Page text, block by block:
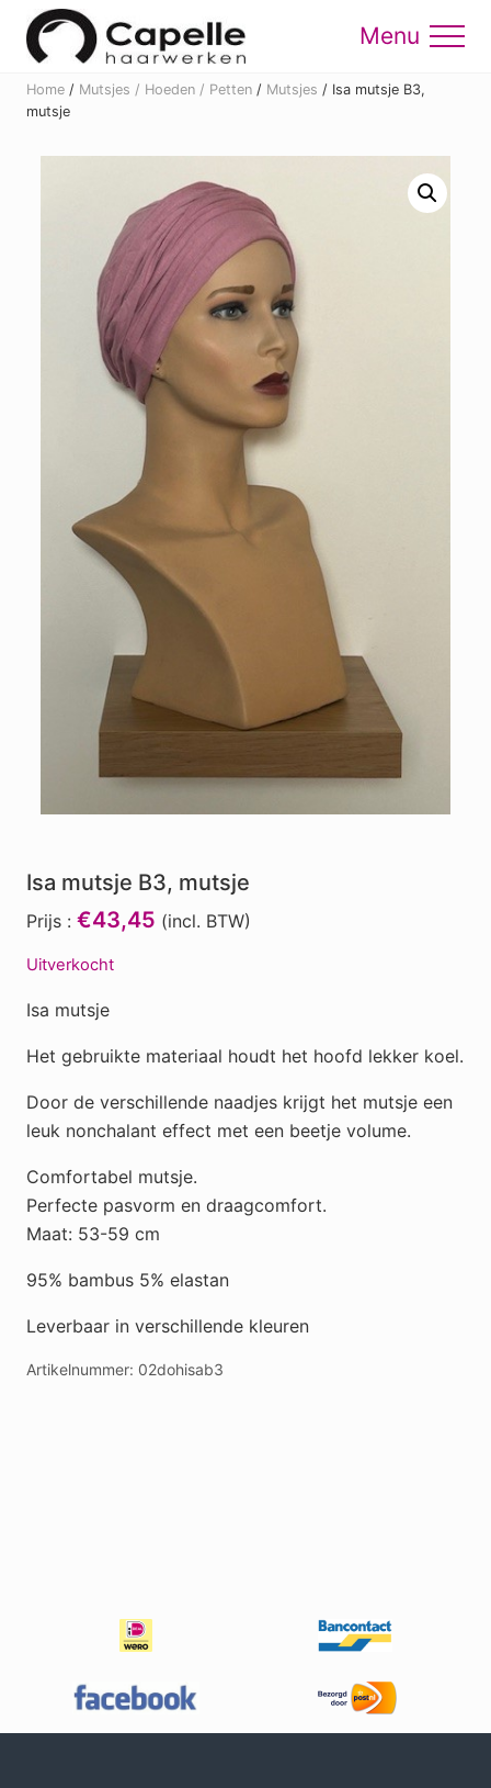
Menu
Skip
content
Skip
Menu
Home / Mutsjes / Hoeden / Petten / Mutsjes / Isa mutsje B3,
mutsje
Isa mutsje B3, mutsje
Prijs : €43,45 (incl. BTW)
Uitverkocht
Isa mutsje
Het gebruikte materiaal houdt het hoofd lekker koel.
Door de verschillende naadjes krijgt het mutsje een
leuk nonchalant effect met een beetje volume.
Comfortabel mutsje.
Perfecte pasvorm en draagcomfort.
Maat: 53-59 cm
95% bambus 5% elastan
Leverbaar in verschillende kleuren
Artikelnummer: 02dohisab3